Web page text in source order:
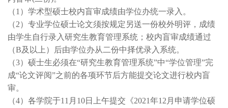
（1）学术型硕士校内盲审成绩由学位办统一录入。
（2）专业学位硕士论文须按规定另送一份校外明评，成绩
由学生自行录入研究生教育管理系统；校内盲审成绩通过
（B及以上）后由学位办从二份中择优录入系统。
（3）硕士生必须在“研究生教育管理系统”中“学位管理”完
成“论文评阅”之前的各项环节后方能提交论文进行校内盲
审。
（4）各学院于11月10日上午提交《2021年12月申请学位硕